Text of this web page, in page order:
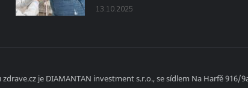
13.10.2025
je DIAMANTAN investment s.r.o., se sídlem Na Harfě 916/